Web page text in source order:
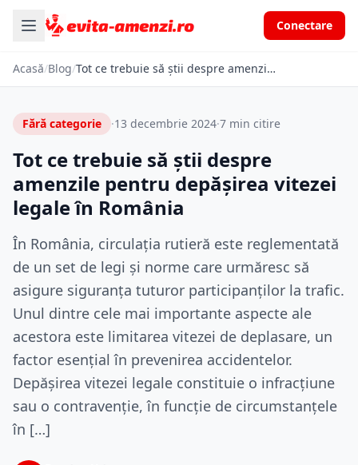
Conectare
Acasă/Blog/ Tot ce trebuie să știi despre amenzile pentru depășirea vitezei legale în România
Fără categorie ·13 decembrie 2024·7 min citire
Tot ce trebuie să știi despre
amenzile pentru depășirea vitezei
legale în România
În România, circulația rutieră este reglementată
de un set de legi și norme care urmăresc să
asigure siguranța tuturor participanților la trafic.
Unul dintre cele mai importante aspecte ale
acestora este limitarea vitezei de deplasare, un
factor esențial în prevenirea accidentelor.
Depășirea vitezei legale constituie o infracțiune
sau o contravenție, în funcție de circumstanțele
în […]